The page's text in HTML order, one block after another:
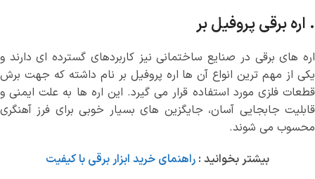
. اره برقی پروفیل بر
اره های برقی در صنایع ساختمانی نیز کاربردهای گسترده ای دارند و
یکی از مهم ترین انواع آن ها اره پروفیل بر نام داشته که جهت برش
قطعات فلزی مورد استفاده قرار می گیرد. این اره ها به علت ایمنی و
قابلیت جابجایی آسان، جایگزین های بسیار خوبی برای فرز آهنگری
محسوب می شوند.
بیشتر بخوانید : راهنمای خرید ابزار برقی با کیفیت